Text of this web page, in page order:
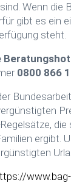
Wenn die
gibt es ein
steht.
0800 866
ergibt.
www.bag-